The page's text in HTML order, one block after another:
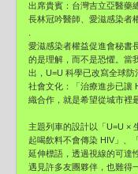
出席貴賓：台灣吉立亞醫藥
長林冠吟醫師、愛滋感染者
愛滋感染者權益促進會秘書
的是理解，而不是恐懼。當
出，U=U 科學已改寫全球
社會文化：「治療進步已讓
織合作，就是希望從城市裡
主題列車的設計以「U=U ×
起喝飲料不會傳染 HIV」、
延伸標語，透過視線的可達
遇見許多友團夥伴，也難得